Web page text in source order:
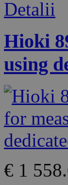
Detalii
Hioki
using
€ 1